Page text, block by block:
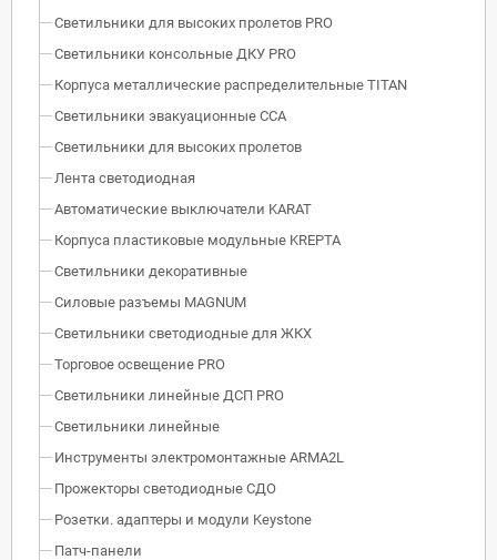
Светильники для высоких пролетов PRO
Светильники консольные ДКУ PRO
Корпуса металлические распределительные TITAN
Светильники эвакуационные ССА
Светильники для высоких пролетов
Лента светодиодная
Автоматические выключатели KARAT
Корпуса пластиковые модульные KREPTA
Светильники декоративные
Силовые разъемы MAGNUM
Светильники светодиодные для ЖКХ
Торговое освещение PRO
Светильники линейные ДСП PRO
Светильники линейные
Инструменты электромонтажные ARMA2L
Прожекторы светодиодные СДО
Розетки. адаптеры и модули Keystone
Патч-панели